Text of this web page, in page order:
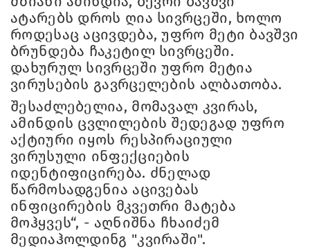
ატარებს დროს ღია სივრცეში, ხოლო
როდესაც აცივდება, უფრო მეტი ბავშვი
ბრუნდება ჩაკეტილ სივრცეში.
დახურულ სივრცეში უფრო მეტია
ვირუსების გავრცელების ალბათობა.
შესაძლებელია, მომავალ კვირას,
ამინდის ცვლილების შედეგად უფრო
აქტიური იყოს რესპირაციული
ვირუსული ინფექციების
იდენტიფიცირება. ძნელად
წარმოსადგენია აცივებას
ინფიცირების მკვეთრი მატება
მოჰყვეს“, - აღნიშნა ჩხაიძემ
მედიაჰოლდინგ "კვირაში".